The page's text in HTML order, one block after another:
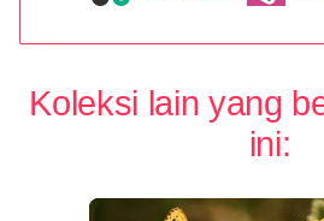
Koleksi lain yang
ini: